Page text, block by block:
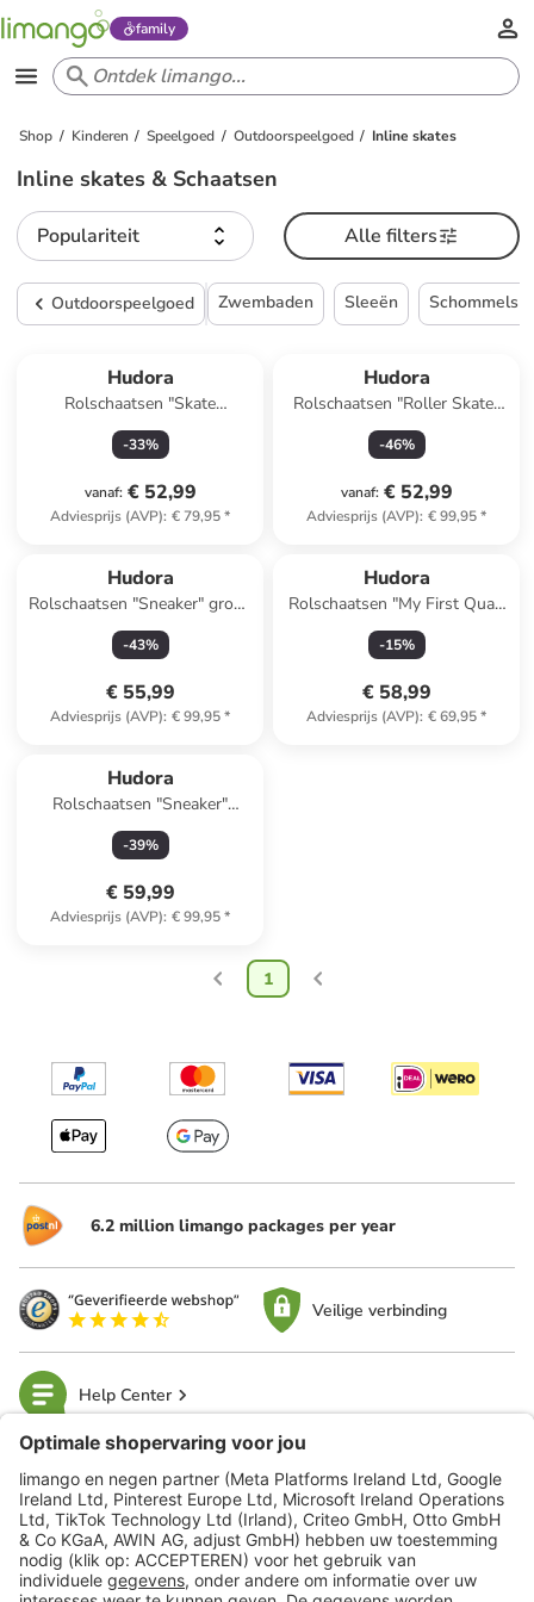
family
Shop Kinderen Speelgoed Outdoorspeelgoed Inline skates
Inline skates & Schaatsen
Populariteit Alle filters
Outdoorspeelgoed Zwembaden Sleeën Schommels
Hudora
Rolschaatsen "Skate
Wonders" lichtblauw/lichtroze
-33%
vanaf: € 52,99
Adviesprijs (AVP): € 79,95*
Hudora
Rolschaatsen "Roller Skate"
lichtroze - vanaf 5 jaar
-46%
vanaf: € 52,99
Adviesprijs (AVP): € 99,95*
Hudora
Rolschaatsen "Sneaker" groen
- vanaf 5 jaar
-43%
€ 55,99
Adviesprijs (AVP): € 99,95*
Hudora
Rolschaatsen "My First Quad
led" rood - vanaf 3 jaar
-15%
€ 58,99
Adviesprijs (AVP): € 69,95*
Hudora
Rolschaatsen "Sneaker"
donkerblauw
-39%
€ 59,99
Adviesprijs (AVP): € 99,95*
1
6.2 million limango packages per year
Veilige verbinding
Help Center
limango
Veilig winkelen
Klantenservice